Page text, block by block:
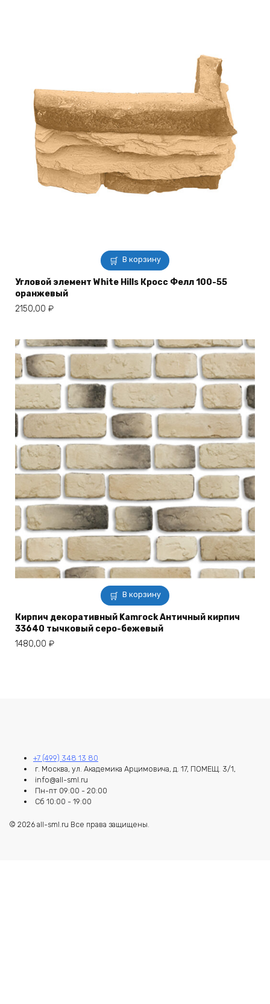
В корзину
Угловой элемент White Hills Кросс Фелл 100-55
оранжевый
2150,00 ₽
В корзину
Кирпич декоративный Kamrock Античный кирпич
33640 тычковый серо-бежевый
1480,00 ₽
+7 (499) 348 13 80
г. Москва, ул. Академика Арцимовича, д. 17, ПОМЕЩ. 3/1,
info@all-sml.ru
Пн-пт 09:00 - 20:00
Сб 10:00 - 19:00
© 2026 all-sml.ru Все права защищены.